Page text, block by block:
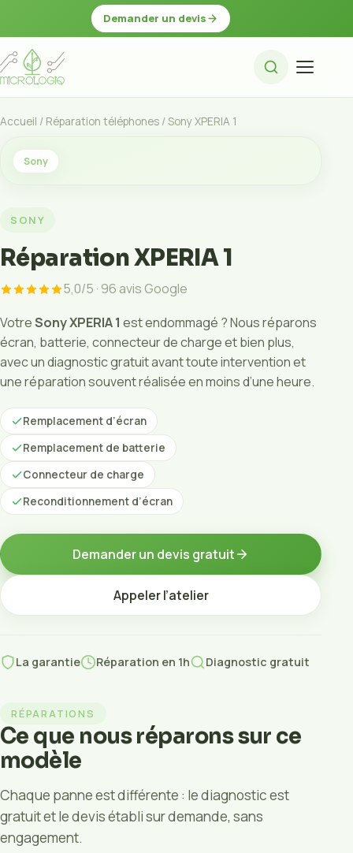
Demander un devis
Accueil / Réparation téléphones / Sony XPERIA 1
Sony
SONY
Réparation XPERIA 1
5,0/5 · 96 avis Google
VotreSony XPERIA 1 est endommagé ? Nous réparons
écran, batterie, connecteur de charge et bien plus,
avec un diagnostic gratuit avant toute intervention et
une réparation souvent réalisée en moins d’une heure.
Remplacement d’écran
Remplacement de batterie
Connecteur de charge
Reconditionnement d’écran
Demander un devis gratuit
Appeler l’atelier
La garantie Réparation en 1h Diagnostic gratuit
RÉPARATIONS
Ce que nous réparons sur ce
modèle
Chaque panne est différente : le diagnostic est
gratuit et le devis établi sur demande, sans
engagement.